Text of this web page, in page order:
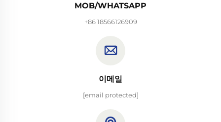
MOB/WHATSAPP
+86 18566126909
이메일
[email protected]